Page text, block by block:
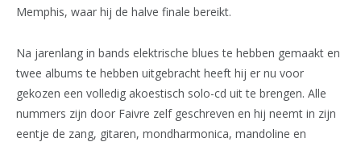
Memphis, waar hij de halve finale bereikt.
Na jarenlang in bands elektrische blues te hebben gemaakt en
twee albums te hebben uitgebracht heeft hij er nu voor
gekozen een volledig akoestisch solo-cd uit te brengen. Alle
nummers zijn door Faivre zelf geschreven en hij neemt in zijn
eentje de zang, gitaren, mondharmonica, mandoline en